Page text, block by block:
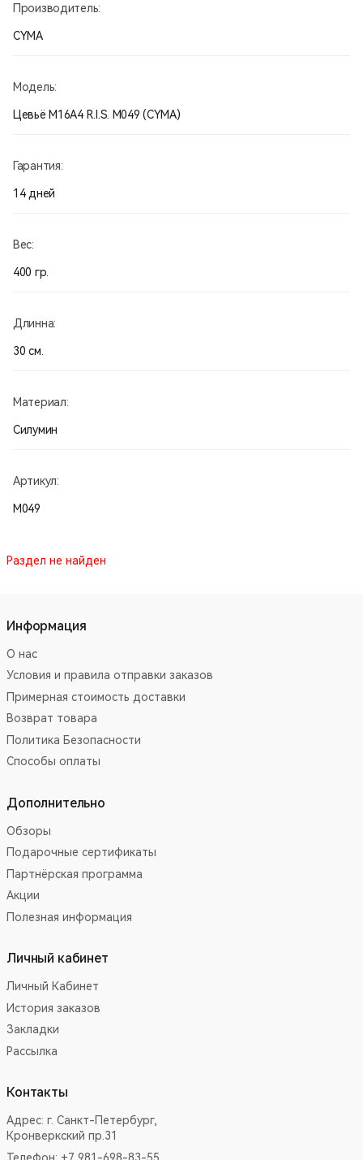
Производитель:
CYMA
Модель:
Цевьё М16A4 R.I.S. М049 (CYMA)
Гарантия:
14 дней
Вес:
400 гр.
Длинна:
30 см.
Материал:
Силумин
Артикул:
М049
Раздел не найден
Информация
О нас
Условия и правила отправки заказов
Примерная стоимость доставки
Возврат товара
Политика Безопасности
Способы оплаты
Дополнительно
Обзоры
Подарочные сертификаты
Партнёрская программа
Акции
Полезная информация
Личный кабинет
Личный Кабинет
История заказов
Закладки
Рассылка
Контакты
Адрес: г. Санкт-Петербург,
Кронверкский пр.31
Телефон: +7 981-698-83-55